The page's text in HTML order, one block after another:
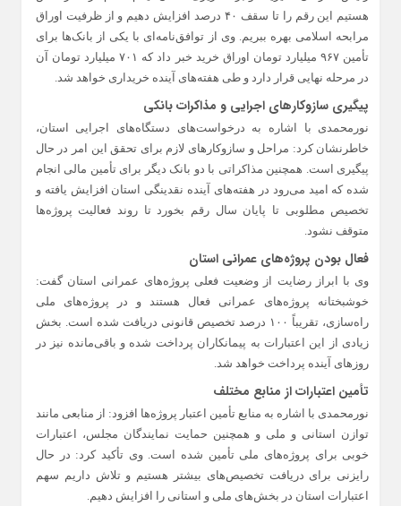
هستیم این رقم را تا سقف ۴۰ درصد افزایش دهیم و از ظرفیت اوراق
مرابحه اسلامی بهره ببریم. وی از توافق‌نامه‌ای با یکی از بانک‌ها برای
تأمین ۹۶۷ میلیارد تومان اوراق خرید خبر داد که ۷۰۱ میلیارد تومان آن
در مرحله نهایی قرار دارد و طی هفته‌های آینده خریداری خواهد شد.
پیگیری سازوکارهای اجرایی و مذاکرات بانکی
نورمحمدی با اشاره به درخواست‌های دستگاه‌های اجرایی استان،
خاطرنشان کرد: مراحل و سازوکارهای لازم برای تحقق این امر در حال
پیگیری است. همچنین مذاکراتی با دو بانک دیگر برای تأمین مالی انجام
شده که امید می‌رود در هفته‌های آینده نقدینگی استان افزایش یافته و
تخصیص مطلوبی تا پایان سال رقم بخورد تا روند فعالیت پروژه‌ها
متوقف نشود.
فعال بودن پروژه‌های عمرانی استان
وی با ابراز رضایت از وضعیت فعلی پروژه‌های عمرانی استان گفت:
خوشبختانه پروژه‌های عمرانی فعال هستند و در پروژه‌های ملی
راه‌سازی، تقریباً ۱۰۰ درصد تخصیص قانونی دریافت شده است. بخش
زیادی از این اعتبارات به پیمانکاران پرداخت شده و باقی‌مانده نیز در
روزهای آینده پرداخت خواهد شد.
تأمین اعتبارات از منابع مختلف
نورمحمدی با اشاره به منابع تأمین اعتبار پروژه‌ها افزود: از منابعی مانند
توازن استانی و ملی و همچنین حمایت نمایندگان مجلس، اعتبارات
خوبی برای پروژه‌های ملی تأمین شده است. وی تأکید کرد: در حال
رایزنی برای دریافت تخصیص‌های بیشتر هستیم و تلاش داریم سهم
اعتبارات استان در بخش‌های ملی و استانی را افزایش دهیم.